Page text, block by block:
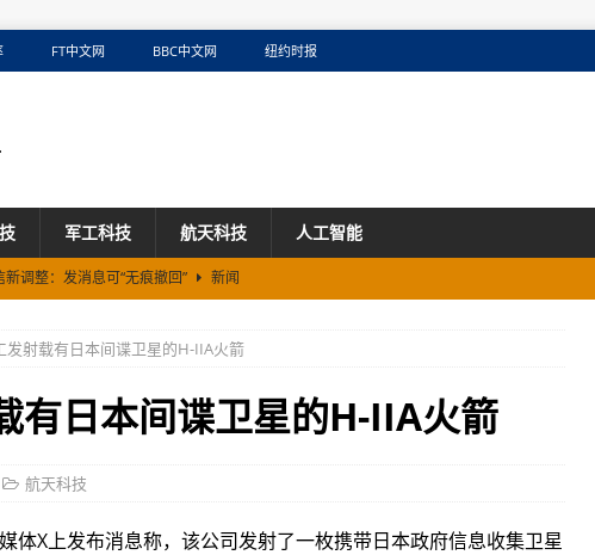
FT中文网 BBC中文网 纽约时报
军工科技 航天科技 人工智能
新调整：发消息可“无痕撤回”
新闻
超乐学vs蔡司小瞳堡：12个月临床数据深度对比，眼轴控制率差距有多大？
发射载有日本间谍卫星的H-IIA火箭
有日本间谍卫星的H-IIA火箭
航天科技
体X上发布消息称，该公司发射了一枚携带日本政府信息收集卫星